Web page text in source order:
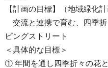
【計画の目標】（地域緑化
交流と連携で育む、四季
ピングストリート
＜具体的な目標＞
① 年間を通し四季折々の花